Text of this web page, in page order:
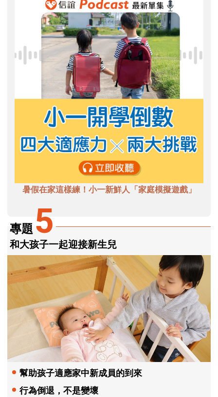
暑假在家這樣練！小一新鮮人「家庭模擬遊戲」
專題 5
和大孩子一起迎接新生兒
幫助孩子適應家中新成員的到來
行為倒退，不是變壞